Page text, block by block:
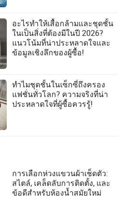
อะไรทำให้เสื้อกล้ามและชุดชั้น
ในเป็นสิ่งที่ต้องมีในปี 2026?
แนวโน้มที่น่าประหลาดใจและ
ข้อมูลเชิงลึกของผู้ซื้อ!
ทำไมชุดชั้นในเซ็กซี่ถึงครอง
แฟชั่นทั่วโลก? ความจริงที่น่า
ประหลาดใจที่ผู้ซื้อควรรู้!
การเลือกห่วงแขวนผ้าเช็ดตัว:
สไตล์, เคล็ดลับการติดตั้ง, และ
ข้อดีสำหรับห้องน้ำสมัยใหม่